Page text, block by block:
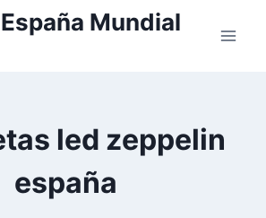
Mundial
led zeppelin
españa